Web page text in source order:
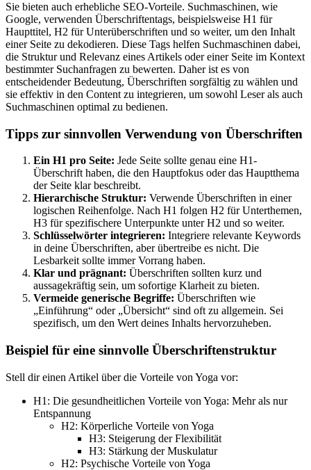
Sie bieten auch erhebliche SEO-Vorteile. Suchmaschinen, wie
Google, verwenden Überschriftentags, beispielsweise H1 für
Haupttitel, H2 für Unterüberschriften und so weiter, um den Inhalt
einer Seite zu dekodieren. Diese Tags helfen Suchmaschinen dabei,
die Struktur und Relevanz eines Artikels oder einer Seite im Kontext
bestimmter Suchanfragen zu bewerten. Daher ist es von
entscheidender Bedeutung, Überschriften sorgfältig zu wählen und
sie effektiv in den Content zu integrieren, um sowohl Leser als auch
Suchmaschinen optimal zu bedienen.
Tipps zur sinnvollen Verwendung von Überschriften
Ein H1 pro Seite: Jede Seite sollte genau eine H1-
Überschrift haben, die den Hauptfokus oder das Hauptthema
der Seite klar beschreibt.
Hierarchische Struktur: Verwende Überschriften in einer
logischen Reihenfolge. Nach H1 folgen H2 für Unterthemen,
H3 für spezifischere Unterpunkte unter H2 und so weiter.
Schlüsselwörter integrieren: Integriere relevante Keywords
in deine Überschriften, aber übertreibe es nicht. Die
Lesbarkeit sollte immer Vorrang haben.
Klar und prägnant: Überschriften sollten kurz und
aussagekräftig sein, um sofortige Klarheit zu bieten.
Vermeide generische Begriffe: Überschriften wie
„Einführung“ oder „Übersicht“ sind oft zu allgemein. Sei
spezifisch, um den Wert deines Inhalts hervorzuheben.
Beispiel für eine sinnvolle Überschriftenstruktur
Stell dir einen Artikel über die Vorteile von Yoga vor:
H1: Die gesundheitlichen Vorteile von Yoga: Mehr als nur
Entspannung
H2: Körperliche Vorteile von Yoga
H3: Steigerung der Flexibilität
H3: Stärkung der Muskulatur
H2: Psychische Vorteile von Yoga